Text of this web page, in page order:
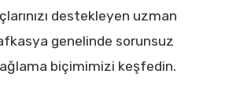
destekleyen uzman
genelinde sorunsuz
biçimimizi keşfedin.